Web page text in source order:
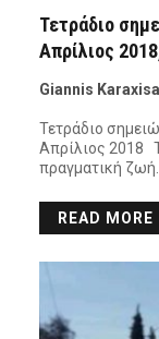
Τετράδιο
Απρίλιος
Giannis
Τετράδιο
Απρίλιος 2018
πραγματική
READ MORE